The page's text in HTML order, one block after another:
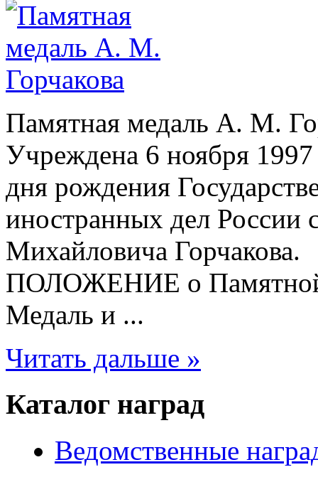
Памятная медаль А. М.
Учреждена 6 ноября 1997
дня рождения
иностранных дел России
Михайловича Горчакова.
ПОЛОЖЕНИЕ о Памятной
Медаль и ...
Читать дальше »
Каталог наград
Ведомственные